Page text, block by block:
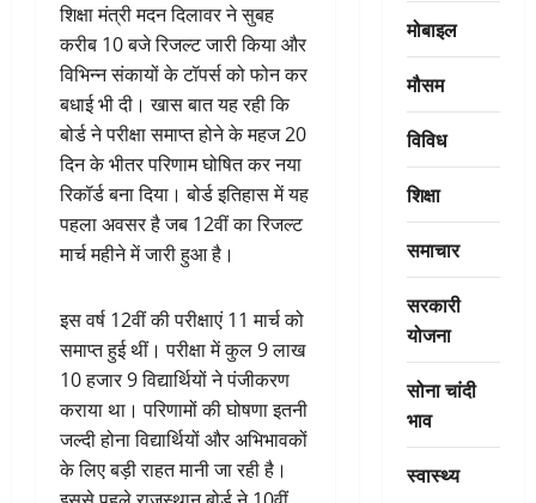
शिक्षा मंत्री मदन दिलावर ने सुबह
करीब 10 बजे रिजल्ट जारी किया और
विभिन्न संकायों के टॉपर्स को फोन कर
बधाई भी दी। खास बात यह रही कि
बोर्ड ने परीक्षा समाप्त होने के महज 20
दिन के भीतर परिणाम घोषित कर नया
रिकॉर्ड बना दिया। बोर्ड इतिहास में यह
पहला अवसर है जब 12वीं का रिजल्ट
मार्च महीने में जारी हुआ है।
इस वर्ष 12वीं की परीक्षाएं 11 मार्च को
समाप्त हुई थीं। परीक्षा में कुल 9 लाख
10 हजार 9 विद्यार्थियों ने पंजीकरण
कराया था। परिणामों की घोषणा इतनी
जल्दी होना विद्यार्थियों और अभिभावकों
के लिए बड़ी राहत मानी जा रही है।
मोबाइल
मौसम
विविध
शिक्षा
समाचार
सरकारी
योजना
सोना चांदी
भाव
स्वास्थ्य